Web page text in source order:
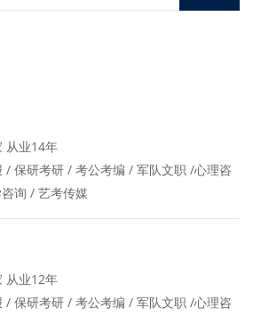
从业14年
/ 保研考研 / 考公考编 / 军队文职 /心理咨
询 / 艺考传媒
从业12年
/ 保研考研 / 考公考编 / 军队文职 /心理咨